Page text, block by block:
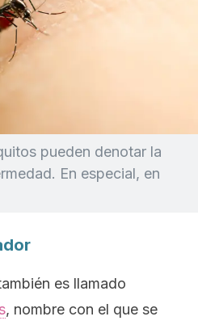
pueden denotar la
En especial, en
es llamado
, nombre con el que se